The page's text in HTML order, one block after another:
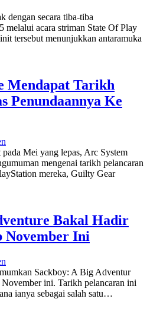
dengan secara tiba-tiba
melalui acara striman State Of Play
tersebut menunjukkan antaramuka
Mendapat Tarikh
Penundaannya Ke
pada Mei yang lepas, Arc System
mengenai tarikh pelancaran
mereka, Guilty Gear
Bakal Hadir
November Ini
Sackboy: A Big Adventur
November ini. Tarikh pelancaran ini
ianya sebagai salah satu…